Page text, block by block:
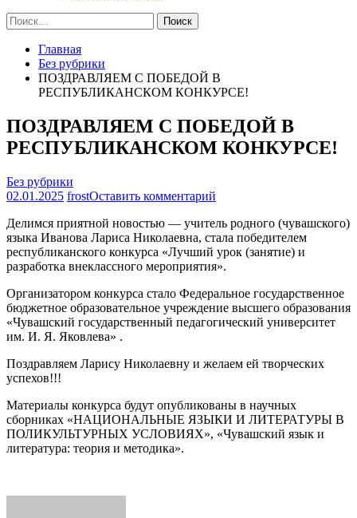
Найти:
Главная
Без рубрики
ПОЗДРАВЛЯЕМ С ПОБЕДОЙ В
РЕСПУБЛИКАНСКОМ КОНКУРСЕ!
ПОЗДРАВЛЯЕМ С ПОБЕДОЙ В
РЕСПУБЛИКАНСКОМ КОНКУРСЕ!
Без рубрики
02.01.2025 frostОставить комментарий
С
ПОБЕДОЙ
В
РЕСПУБЛИКАНСКОМ
Делимся приятной новостью — учитель родного (чувашского)
языка Иванова Лариса Николаевна, стала победителем
республиканского конкурса «Лучший урок (занятие) и
разработка внеклассного мероприятия».
Организатором конкурса стало Федеральное государственное
бюджетное образовательное учреждение высшего образования
«Чувашский государственный педагогический университет
им. И. Я. Яковлева» .
Поздравляем Ларису Николаевну и желаем ей творческих
успехов!!!
Материалы конкурса будут опубликованы в научных
сборниках «НАЦИОНАЛЬНЫЕ ЯЗЫКИ И ЛИТЕРАТУРЫ В
ПОЛИКУЛЬТУРНЫХ УСЛОВИЯХ», «Чувашский язык и
литература: теория и методика».